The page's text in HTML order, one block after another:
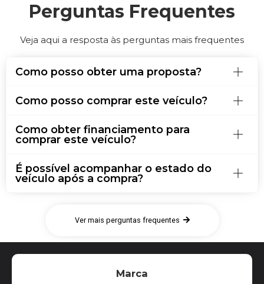
Perguntas Frequentes
Veja aqui a resposta às perguntas mais frequentes
Como posso obter uma proposta?
Como posso comprar este veículo?
Como obter financiamento para
comprar este veículo?
É possível acompanhar o estado do
veículo após a compra?
Ver mais perguntas frequentes
Marca